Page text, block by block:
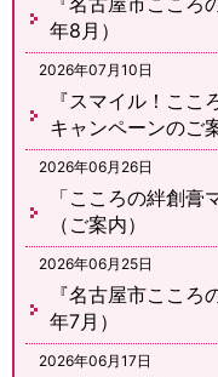
年8月）
2026年07月10日
『スマイル！こ
キャンペーンのご
2026年06月26日
「こころの絆創
（ご案内）
2026年06月25日
『名古屋市ここ
年7月）
2026年06月17日